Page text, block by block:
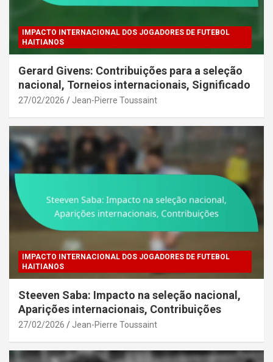
IMPACTO INTERNACIONAL DOS JOGADORES DE FUTEBOL
HAITIANOS
Gerard Givens: Contribuições para a seleção
nacional, Torneios internacionais, Significado
27/02/2026 Jean-Pierre Toussaint
IMPACTO INTERNACIONAL DOS JOGADORES DE FUTEBOL
HAITIANOS
Steeven Saba: Impacto na seleção nacional,
Aparições internacionais, Contribuições
27/02/2026 Jean-Pierre Toussaint